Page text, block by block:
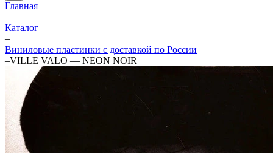
Главная
–
Каталог
–
Виниловые пластинки с доставкой по России
–VILLE VALO — NEON NOIR